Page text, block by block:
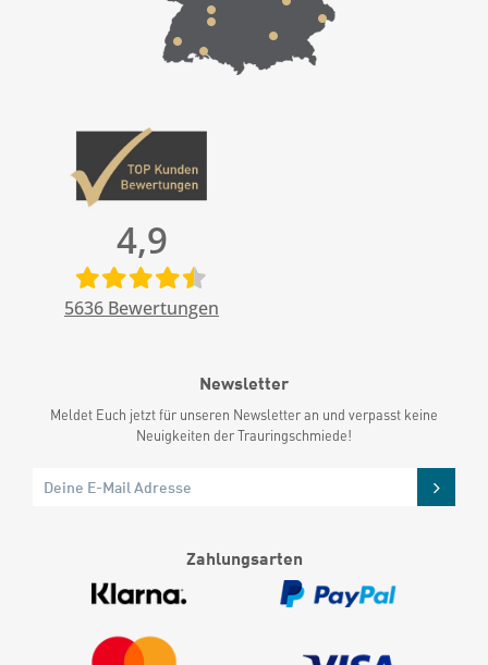
4,9
5636 Bewertungen
Newsletter
Meldet Euch jetzt für unseren Newsletter an und verpasst keine
Neuigkeiten der Trauringschmiede!
Zahlungsarten